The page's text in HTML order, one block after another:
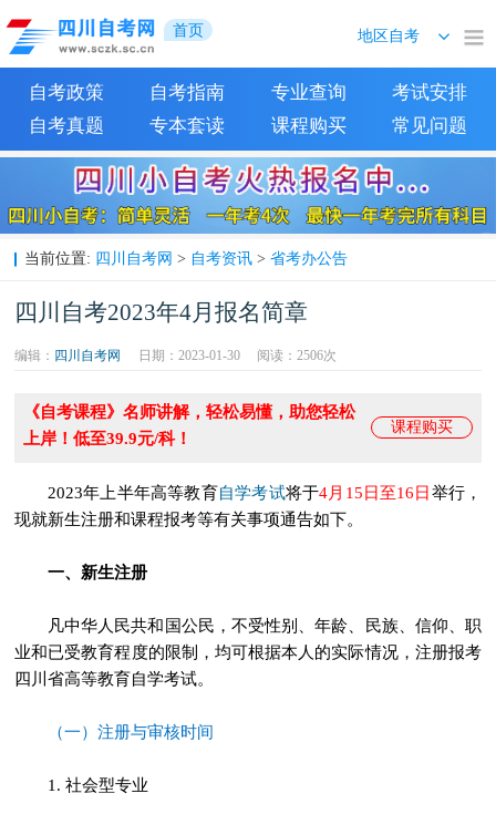
首页
自考政策 自考指南 专业查询
考试安排
自考真题
专本套读 课程购买 常见问题
当前位置: 四川自考网 > 自考资讯> 省考办公告
四川自考2023年4月报名简章
编辑： 四川自考网 日期：2023-01-30 阅读：2506次
课程购买
《自考课程》名师讲解，轻松易懂，助您轻松
上岸！低至39.9元/科！
2023年上半年高等教育自学考试将于4月15日至16日举行，
现就新生注册和课程报考等有关事项通告如下。
一、新生注册
凡中华人民共和国公民，不受性别、年龄、民族、信仰、职
业和已受教育程度的限制，均可根据本人的实际情况，注册报考
四川省高等教育自学考试。
（一）注册与审核时间
1. 社会型专业